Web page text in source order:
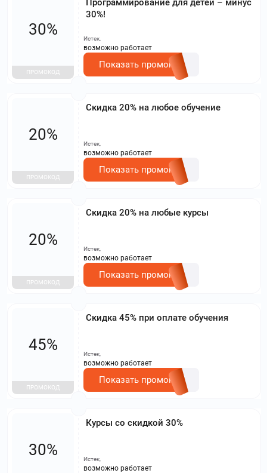
Программирование для детей – минус
30%!
30%
ПРОМОКОД
Истек,
возможно работает
Показать промокод
Скидка 20% на любое обучение
20%
ПРОМОКОД
Истек,
возможно работает
Показать промокод
Скидка 20% на любые курсы
20%
ПРОМОКОД
Истек,
возможно работает
Показать промокод
Скидка 45% при оплате обучения
45%
ПРОМОКОД
Истек,
возможно работает
Показать промокод
Курсы со скидкой 30%
30%
Истек,
возможно работает